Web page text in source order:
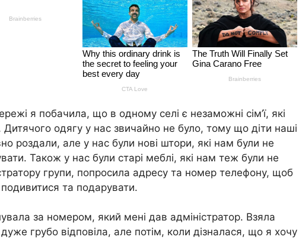
я побачила, що в одному селі є незаможні сім’ї, які
одягу у нас звичайно не було, тому що діти наші
роздали, але у нас були нові штори, які нам були не
Також у нас були старі меблі, які нам теж були не
групи, попросила адресу та номер телефону, щоб
подивитися та подарувати.
за номером, який мені дав адміністратор. Взяла
грубо відповіла, але потім, коли дізналася, що я хочу